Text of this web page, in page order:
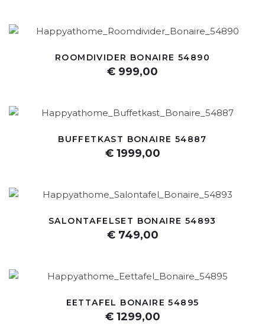
ROOMDIVIDER BONAIRE 54890
€ 999,00
BUFFETKAST BONAIRE 54887
€ 1999,00
SALONTAFELSET BONAIRE 54893
€ 749,00
EETTAFEL BONAIRE 54895
€ 1299,00